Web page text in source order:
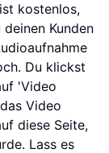
kostenlos,
Kunden
Du klickst
'Video
Video
diese Seite,
Lass es